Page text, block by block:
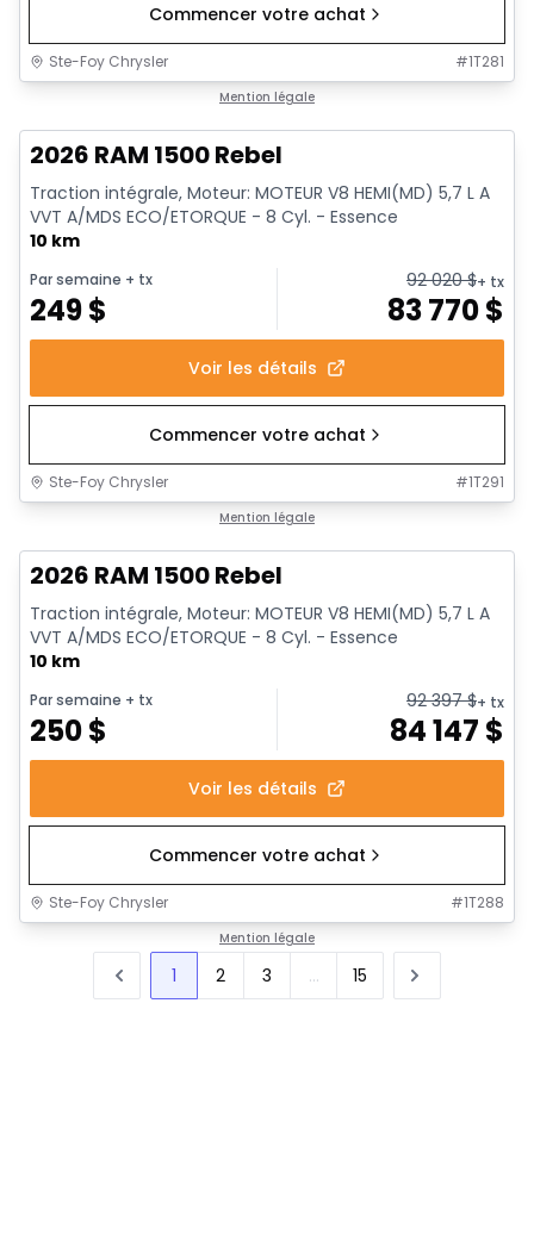
Commencer votre achat
Ste-Foy Chrysler #1T281
Mention légale
2026 RAM 1500 Rebel
Traction intégrale, Moteur: MOTEUR V8 HEMI(MD) 5,7 L A
VVT A/MDS ECO/ETORQUE - 8 Cyl. - Essence
10 km
Par semaine + tx
249$
92 020$+ tx
83 770$
Voir les détails
Commencer votre achat
Ste-Foy Chrysler #1T291
Mention légale
2026 RAM 1500 Rebel
Traction intégrale, Moteur: MOTEUR V8 HEMI(MD) 5,7 L A
VVT A/MDS ECO/ETORQUE - 8 Cyl. - Essence
10 km
Par semaine + tx
250$
92 397$+ tx
84 147 $
Voir les détails
Commencer votre achat
Ste-Foy Chrysler #1T288
Mention légale
1 2 3 ... 15